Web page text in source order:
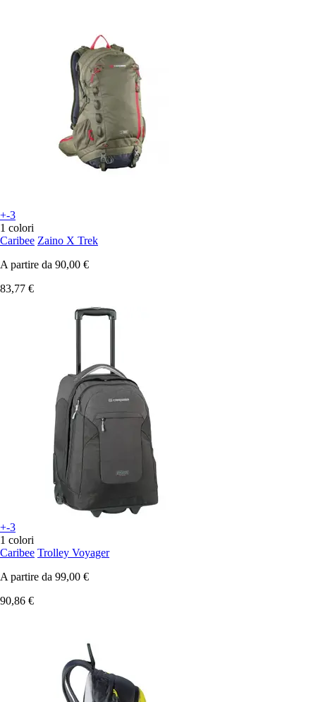
+-3
1 colori
Caribee Zaino X Trek
A partire da 90,00 €
83,77 €
+-3
1 colori
Caribee Trolley Voyager
A partire da 99,00 €
90,86 €